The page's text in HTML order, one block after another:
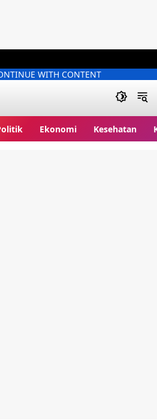
WITH CONTENT
Ekonomi Kesehatan